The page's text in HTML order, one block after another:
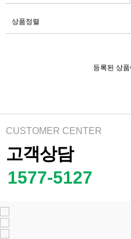
상품정렬
등록된 상
CUSTOMER CENTER
고객상담
1577-5127